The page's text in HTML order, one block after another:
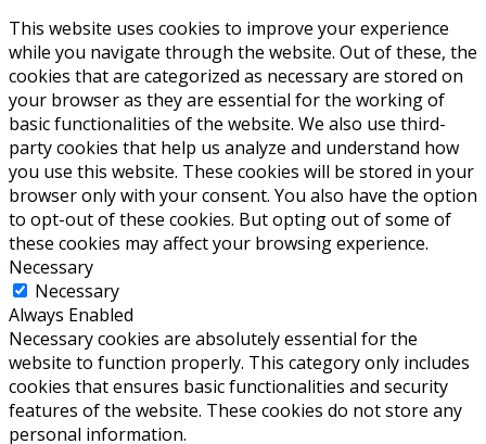
This website uses cookies to improve your experience
while you navigate through the website. Out of these, the
cookies that are categorized as necessary are stored on
your browser as they are essential for the working of
basic functionalities of the website. We also use third-
party cookies that help us analyze and understand how
you use this website. These cookies will be stored in your
browser only with your consent. You also have the option
to opt-out of these cookies. But opting out of some of
these cookies may affect your browsing experience.
Necessary
Necessary
Always Enabled
Necessary cookies are absolutely essential for the
website to function properly. This category only includes
cookies that ensures basic functionalities and security
features of the website. These cookies do not store any
personal information.